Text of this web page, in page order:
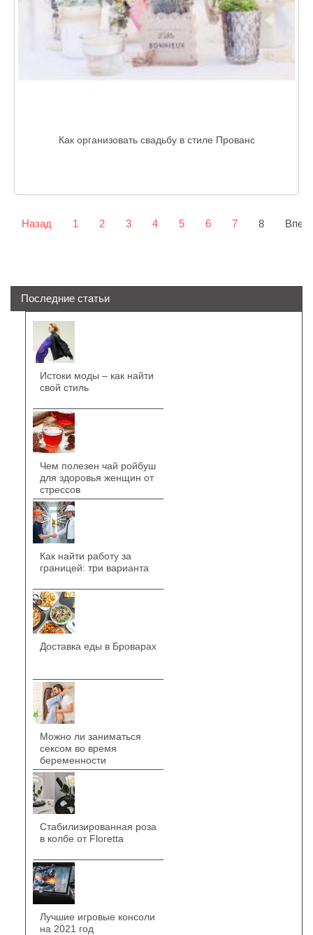
Как организовать свадьбу в стиле Прованс
Назад 1 2 3 4 5 6 7 8
Последние статьи
Истоки моды – как найти
свой стиль
Чем полезен чай ройбуш
для здоровья женщин от
стрессов
Как найти работу за
границей: три варианта
Доставка еды в Броварах
Можно ли заниматься
сексом во время
беременности
Стабилизированная роза
в колбе от Floretta
Лучшие игровые консоли
на 2021 год